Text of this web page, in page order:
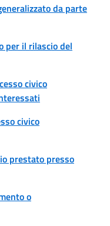
da parte
per il rilascio del
civico
civico
prestato presso
o